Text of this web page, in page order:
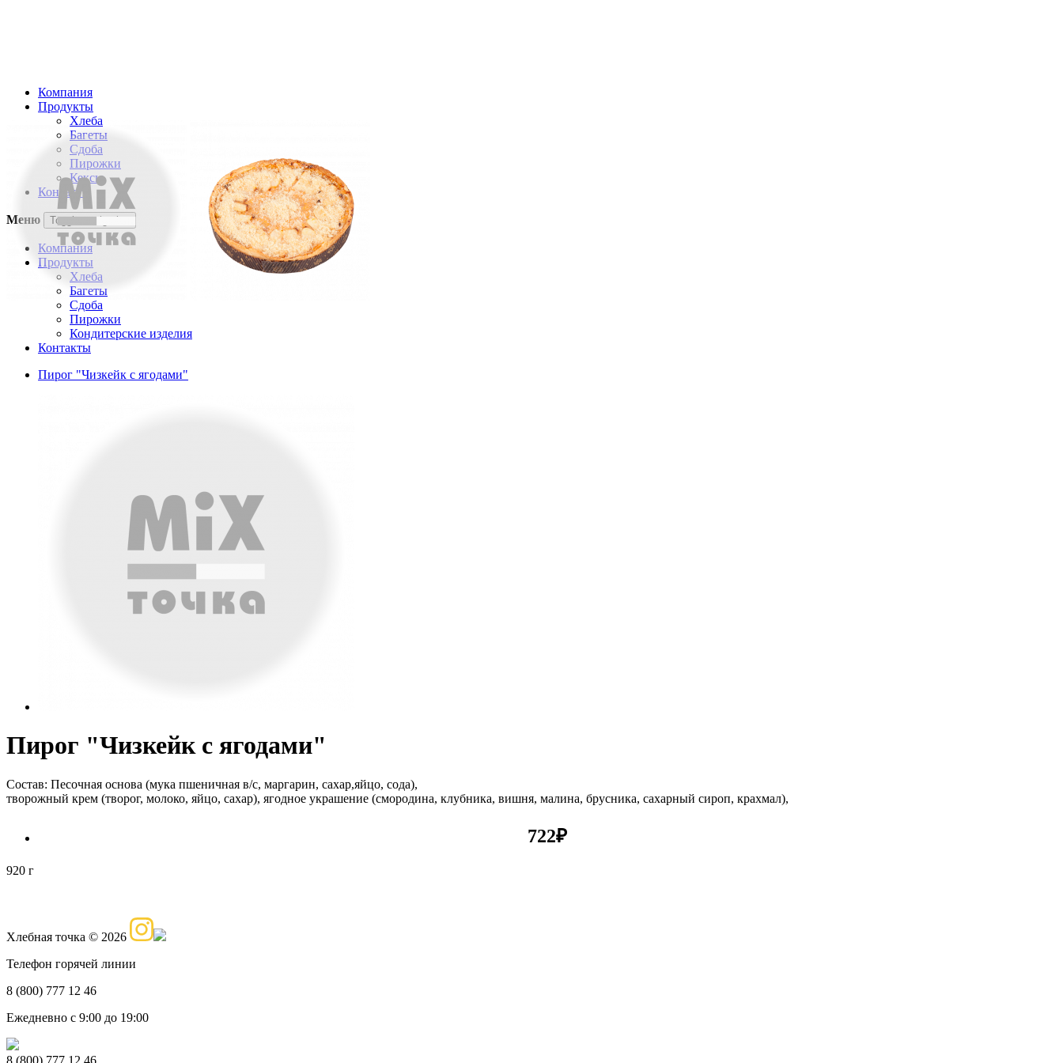
Компания
Продукты
Хлеба
Багеты
Сдоба
Пирожки
Кексы
Контакты
Меню Toggle navigation
Компания
Продукты
Хлеба
Багеты
Сдоба
Пирожки
Кондитерские изделия
Контакты
Пирог "Чизкейк с ягодами"
Пирог "Чизкейк с ягодами"
Состав: Песочная основа (мука пшеничная в/с, маргарин, сахар,яйцо, сода),
творожный крем (творог, молоко, яйцо, сахар), ягодное украшение (смородина, клубника, вишня, малина, брусника, сахарный сироп, крахмал),
722₽
920 г
Хлебная точка © 2026
Телефон горячей линии
8 (800) 777 12 46
Ежедневно с 9:00 до 19:00
8 (800) 777 12 46